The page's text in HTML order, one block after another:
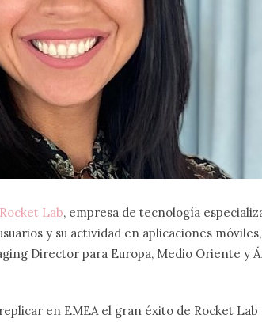
Rocket Lab, empresa de tecnología
y su actividad en aplicaciones
Director para Europa, Medio Oriente y
en EMEA el gran éxito de Rocket Lab